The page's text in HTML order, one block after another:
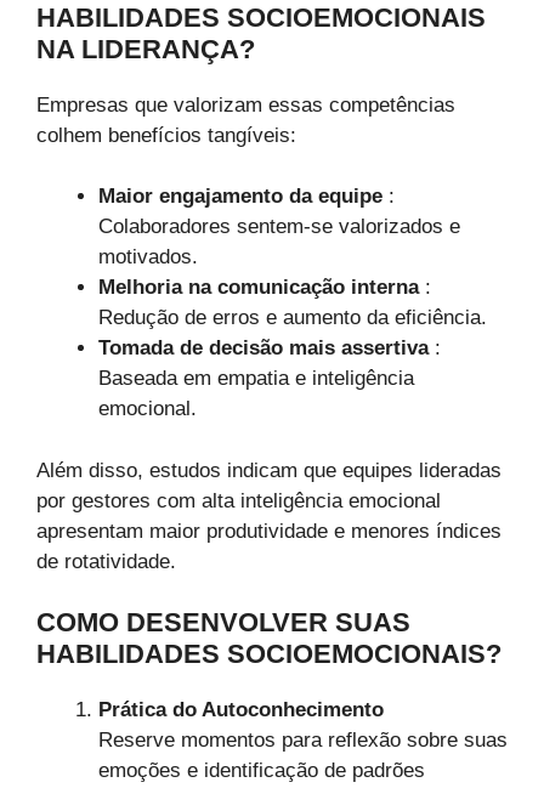
HABILIDADES SOCIOEMOCIONAIS
NA LIDERANÇA?
Empresas que valorizam essas competências
colhem benefícios tangíveis:
Maior engajamento da equipe :
Colaboradores sentem-se valorizados e
motivados.
Melhoria na comunicação interna:
Redução de erros e aumento da eficiência.
Tomada de decisão mais assertiva:
Baseada em empatia e inteligência
emocional.
Além disso, estudos indicam que equipes lideradas
por gestores com alta inteligência emocional
apresentam maior produtividade e menores índices
de rotatividade.
COMO DESENVOLVER SUAS
HABILIDADES SOCIOEMOCIONAIS?
Prática do Autoconhecimento
Reserve momentos para reflexão sobre suas
emoções e identificação de padrões